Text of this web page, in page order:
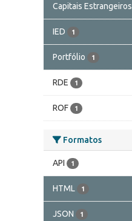
Capitais Estrangeiros
IED 1
Portfólio 1
RDE 1
ROF 1
Formatos
API 1
HTML 1
JSON 1